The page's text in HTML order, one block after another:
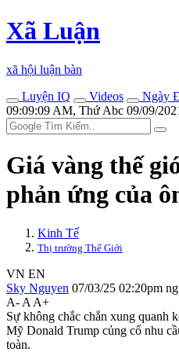
Xã Luận
xã hội luận bàn
Luyện IQ
Videos
Ngày
09:09:09 AM, Thứ Abc 09/09/
Giá vàng thế
phản ứng của
Kinh Tế
Thị trường Thế Giới
VN EN
Sky Nguyen 07/03/25 02:20pm
A- A A+
Sự không chắc chắn xung quanh
Mỹ Donald Trump củng cố nhu
toàn.